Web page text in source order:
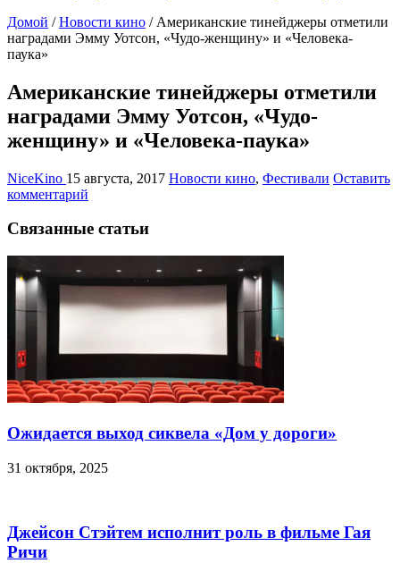
Домой / Новости кино / Американские тинейджеры отметили
наградами Эмму Уотсон, «Чудо-женщину» и «Человека-
паука»
Американские тинейджеры отметили
наградами Эмму Уотсон, «Чудо-
женщину» и «Человека-паука»
NiceKino 15 августа, 2017 Новости кино, Фестивали Оставить
комментарий
Связанные статьи
Ожидается выход сиквела «Дом у дороги»
31 октября, 2025
Джейсон Стэйтем исполнит роль в фильме Гая
Ричи